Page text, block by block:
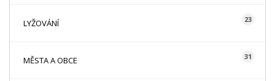
LYŽOVÁNÍ 23
MĚSTA A OBCE 31